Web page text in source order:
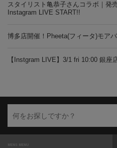
スタイリスト亀恭子さんコラボ｜発
Instagram LIVE START!!
博多店開催！Pheeta(フィータ)モア
【Instgram LIVE】3/1 fri 10:00 銀座
MENS MENU